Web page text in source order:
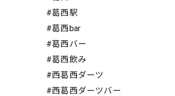
#葛西駅
#葛西bar
#葛西バー
#葛西飲み
#西葛西ダーツ
#西葛西ダーツバー